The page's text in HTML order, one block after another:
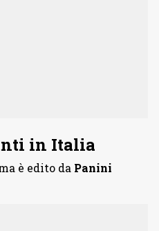
in Italia
è edito da Panini